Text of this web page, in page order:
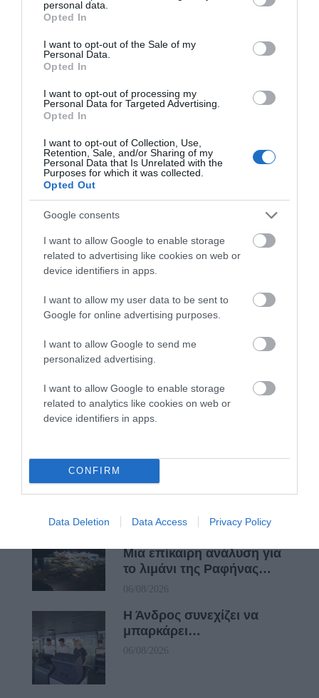
grant or deny consent to Google and its third-party tags to
use your data for below specified purposes in below Google
consent section.
personal data.
Opted In
I want to opt-out of the Sale of my
Personal Data.
Opted In
I want to opt-out of processing my
Personal Data for Targeted Advertising.
Opted In
I want to opt-out of Collection, Use,
Retention, Sale, and/or Sharing of my
Personal Data that Is Unrelated with the
Purposes for which it was collected.
Opted Out
Google consents
I want to allow Google to enable storage
related to advertising like cookies on web or
device identifiers in apps.
I want to allow my user data to be sent to
Google for online advertising purposes.
I want to allow Google to send me
personalized advertising.
I want to allow Google to enable storage
related to analytics like cookies on web or
device identifiers in apps.
CONFIRM
Data Deletion Data Access Privacy Policy
Προτεινόμενα άρθρα
Η νεολαία της Άνδρου είναι εδώ. Χρειάζεται όμως
ευκαιρίες για να φανεί.
ΡΑΦΗΝΑ – ΘΕΟΥΤΑ σημειώσατε…
ΣΥΓΚΛΟΝΙΣΤΙΚΟΣ ΑΠΟΧΑΙΡΕΤΙΣΜΟΣ ΣΤΗ
ΡΑΦΗΝΑ ΣΤΟ «ΤΕΛΕΥΤΑΙΟ ΜΠΑΡΚΟ» ΤΟΥ
Απαράδεκτη εμπειρία στη Ραφήνα. Φωτογραφίες από την
αναχώρηση εκείνης της ώρας…
ΑΠΟΚΛΕΙΣΤΙΚΟ: «ΕΤΣΙ ΑΝΑΚΑΛΥΨΑ ΤΟ
ΣΗΜΑΝΤΙΚΟ ΑΡΧΑΙΟ ΝΑΥΑΓΙΟ ΤΗΣ ΑΝΔΡΟΥ!…»
Του Σωτήρος στην Άρνη!…
07/08/2026
ΟΙ «ΕΥΤΥΧΙΣΜΕΝΕΣ
Μια επίκαιρη ανάλυση για
το λιμάνι της Ραφήνας…
06/08/2026
Η Άνδρος συνεχίζει να
μπαρκάρει…
06/08/2026